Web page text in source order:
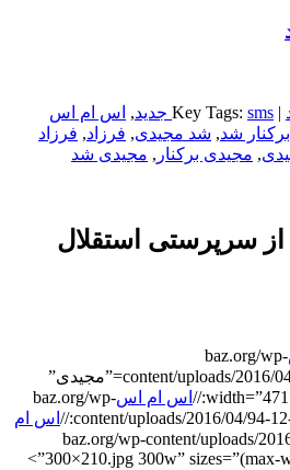
| Key Tags: sms جدید , اس ام اس
برکنار شد, شد مجیدی, فرزاد, فرزاد
, مجیدی برکنار , مجیدی شد
سرپرستی استقلال
baz.org/wp-
content/uploads/2016/04/94-12-2jnews9921.jpg” alt=”مجیدی”
اس ام اسbaz.org/wp-
content/uploads/2016/04/94-
اس ام
baz.org/wp-content/uploads/
300×210.jpg 300w” sizes=”(max-